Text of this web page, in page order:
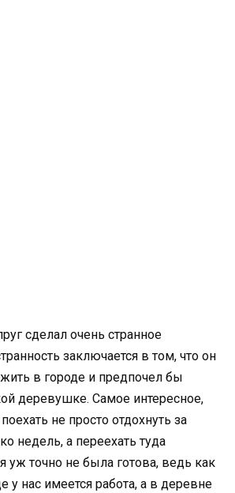
сделал очень странное
заключается в том, что он
в городе и предпочел бы
деревушке. Самое интересное,
не просто отдохнуть за
недель, а переехать туда
уж точно не была готова, ведь как
у нас имеется работа, а в деревне